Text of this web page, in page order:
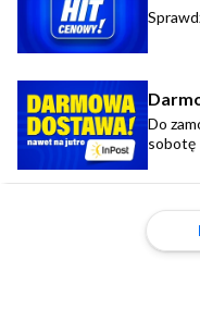
Do
sobotę